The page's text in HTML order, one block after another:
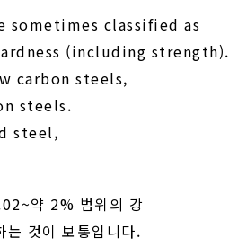
sometimes classified as
(including strength).
carbon steels,
steels.
steel,
약 2% 범위의 강
것이 보통입니다.